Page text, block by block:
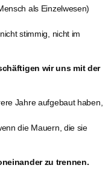
als Einzelwesen)
stimmig, nicht im
wir uns mit der
Jahre aufgebaut haben,
die Mauern, die sie
zu trennen.